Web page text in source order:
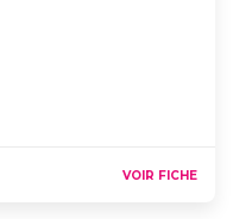
VOIR FICHE